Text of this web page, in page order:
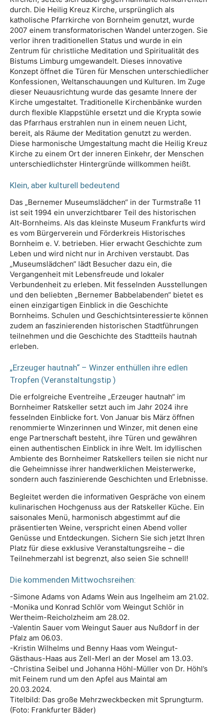
durch. Die Heilig Kreuz Kirche, ursprünglich als
katholische Pfarrkirche von Bornheim genutzt, wurde
2007 einem transformatorischen Wandel unterzogen. Sie
verlor ihren traditionellen Status und wurde in ein
Zentrum für christliche Meditation und Spiritualität des
Bistums Limburg umgewandelt. Dieses innovative
Konzept öffnet die Türen für Menschen unterschiedlicher
Konfessionen, Weltanschauungen und Kulturen. Im Zuge
dieser Neuausrichtung wurde das gesamte Innere der
Kirche umgestaltet. Traditionelle Kirchenbänke wurden
durch flexible Klappstühle ersetzt und die Krypta sowie
das Pfarrhaus erstrahlen nun in einem neuen Licht,
bereit, als Räume der Meditation genutzt zu werden.
Diese harmonische Umgestaltung macht die Heilig Kreuz
Kirche zu einem Ort der inneren Einkehr, der Menschen
unterschiedlichster Hintergründe willkommen heißt.
Klein, aber kulturell bedeutend
Das „Bernemer Museumslädchen“ in der Turmstraße 11
ist seit 1994 ein unverzichtbarer Teil des historischen
Alt-Bornheims. Als das kleinste Museum Frankfurts wird
es vom Bürgerverein und Förderkreis Historisches
Bornheim e. V. betrieben. Hier erwacht Geschichte zum
Leben und wird nicht nur in Archiven verstaubt. Das
„Museumslädchen“ lädt Besucher dazu ein, die
Vergangenheit mit Lebensfreude und lokaler
Verbundenheit zu erleben. Mit fesselnden Ausstellungen
und den beliebten „Bernemer Babbelabenden“ bietet es
einen einzigartigen Einblick in die Geschichte
Bornheims. Schulen und Geschichtsinteressierte können
zudem an faszinierenden historischen Stadtführungen
teilnehmen und die Geschichte des Stadtteils hautnah
erleben.
„Erzeuger hautnah“ – Winzer enthüllen ihre edlen
Tropfen (Veranstaltungstip )
Die erfolgreiche Eventreihe „Erzeuger hautnah“ im
Bornheimer Ratskeller setzt auch im Jahr 2024 ihre
fesselnden Einblicke fort. Von Januar bis März öffnen
renommierte Winzerinnen und Winzer, mit denen eine
enge Partnerschaft besteht, ihre Türen und gewähren
einen authentischen Einblick in ihre Welt. Im idyllischen
Ambiente des Bornheimer Ratskellers teilen sie nicht nur
die Geheimnisse ihrer handwerklichen Meisterwerke,
sondern auch faszinierende Geschichten und Erlebnisse.
Begleitet werden die informativen Gespräche von einem
kulinarischen Hochgenuss aus der Ratskeller Küche. Ein
saisonales Menü, harmonisch abgestimmt auf die
präsentierten Weine, verspricht einen Abend voller
Genüsse und Entdeckungen. Sichern Sie sich jetzt Ihren
Platz für diese exklusive Veranstaltungsreihe – die
Teilnehmerzahl ist begrenzt, also seien Sie schnell!
Die kommenden Mittwochsreihen:
-Simone Adams von Adams Wein aus Ingelheim am 21.02.
-Monika und Konrad Schlör vom Weingut Schlör in
Wertheim-Reicholzheim am 28.02.
-Valentin Sauer vom Weingut Sauer aus Nußdorf in der
Pfalz am 06.03.
-Kristin Wilhelms und Benny Haas vom Weingut-
Gästhaus-Haas aus Zell-Merl an der Mosel am 13.03.
-Christina Seibel und Johanna Höhl-Müller von Dr. Höhl’s
mit Feinem rund um den Apfel aus Maintal am
20.03.2024.
Titelbild: Das große Mehrzweckbecken mit Sprungturm.
(Foto: Frankfurter Bäder)